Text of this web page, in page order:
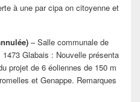
à une par cipa on citoyenne et
– Salle communale de
Glabais : Nouvelle présenta
projet de 6 éoliennes de 150 m
et Genappe. Remarques